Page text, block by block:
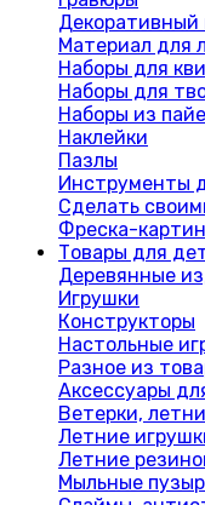
Декоративный
Материал для
Наборы для
Наборы для
Наборы из
Наклейки
Пазлы
Инструменты
Сделать
Фреска-
Товары для
Деревянные
Игрушки
Конструкторы
Настольные
Разное из
Аксессуары
Ветерки,
Летние
Летние
Мыльные